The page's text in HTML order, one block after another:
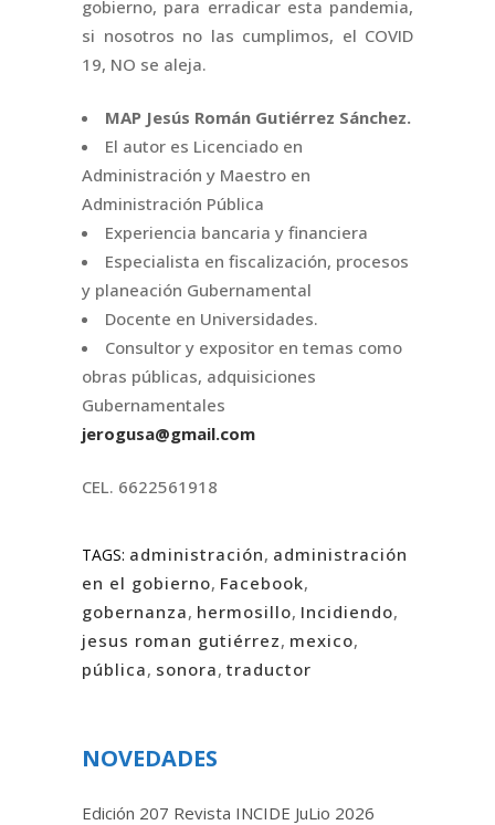
gobierno, para erradicar esta pandemia,
si nosotros no las cumplimos, el COVID
19, NO se aleja.
MAP Jesús Román Gutiérrez Sánchez.
El autor es Licenciado en
Administración y Maestro en
Administración Pública
Experiencia bancaria y financiera
Especialista en fiscalización, procesos
y planeación Gubernamental
Docente en Universidades.
Consultor y expositor en temas como
obras públicas, adquisiciones
Gubernamentales
jerogusa@gmail.com
CEL. 6622561918
TAGS: administración, administración
en el gobierno, Facebook,
gobernanza, hermosillo, Incidiendo,
jesus roman gutiérrez, mexico,
pública, sonora, traductor
NOVEDADES
Edición 207 Revista INCIDE JuLio 2026